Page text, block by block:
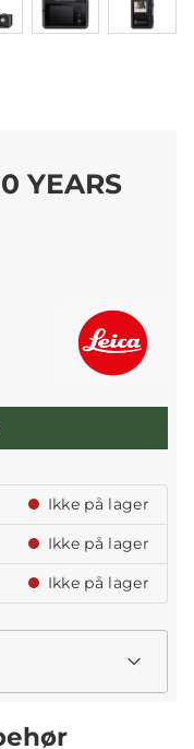
YEARS
Ikke på lager
Ikke på lager
Ikke på lager